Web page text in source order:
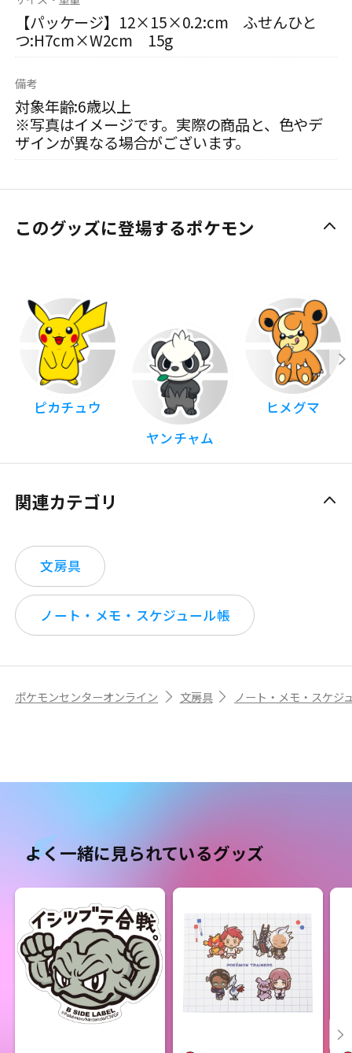
【パッケージ】12×15×0.2:cm ふせんひと
つ:H7cm×W2cm 15g
備考
対象年齢:6歳以上
※写真はイメージです。実際の商品と、色やデ
ザインが異なる場合がございます。
このグッズに登場するポケモン
ピカチュウ
ヤンチャム
ヒメグマ
関連カテゴリ
文房具
ノート・メモ・スケジュール帳
ポケモンセンターオンライン 文房具 ノート・メモ・スケジ
よく一緒に見られているグッズ